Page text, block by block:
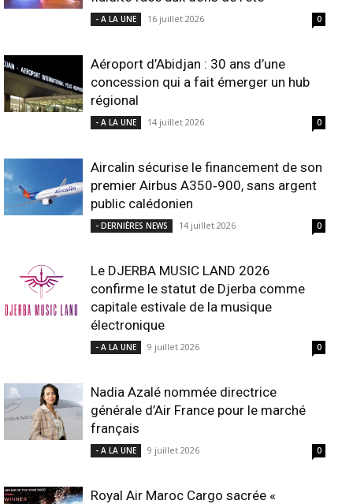
- A LA UNE 16 juillet 2026 0
Aéroport d’Abidjan : 30 ans d’une
concession qui a fait émerger un hub
régional
- A LA UNE 14 juillet 2026 0
Aircalin sécurise le financement de son
premier Airbus A350‑900, sans argent
public calédonien
- DERNIÈRES NEWS 14 juillet 2026 0
Le DJERBA MUSIC LAND 2026
confirme le statut de Djerba comme
capitale estivale de la musique
électronique
- A LA UNE 9 juillet 2026 0
Nadia Azalé nommée directrice
générale d’Air France pour le marché
français
- A LA UNE 9 juillet 2026 0
Royal Air Maroc Cargo sacrée «